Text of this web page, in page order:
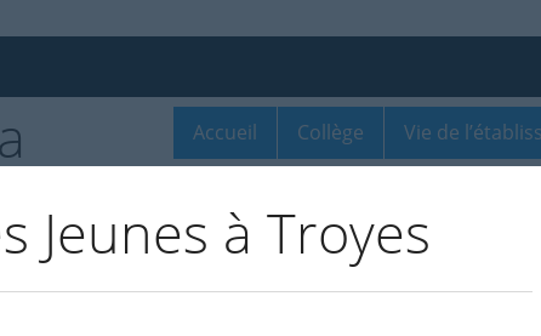
Accueil Collège Vie de
Jeunes à Troyes